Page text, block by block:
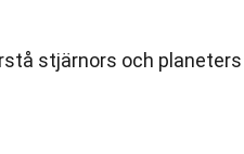
stjärnors och planeters